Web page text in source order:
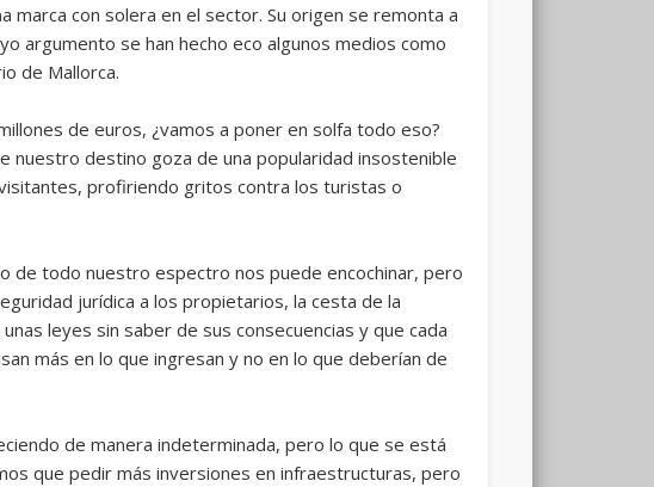
marca con solera en el sector. Su origen se remonta a
argumento se han hecho eco algunos medios como
de Mallorca.
de euros, ¿vamos a poner en solfa todo eso?
nuestro destino goza de una popularidad insostenible
profiriendo gritos contra los turistas o
de todo nuestro espectro nos puede encochinar, pero
jurídica a los propietarios, la cesta de la
leyes sin saber de sus consecuencias y que cada
más en lo que ingresan y no en lo que deberían de
de manera indeterminada, pero lo que se está
que pedir más inversiones en infraestructuras, pero